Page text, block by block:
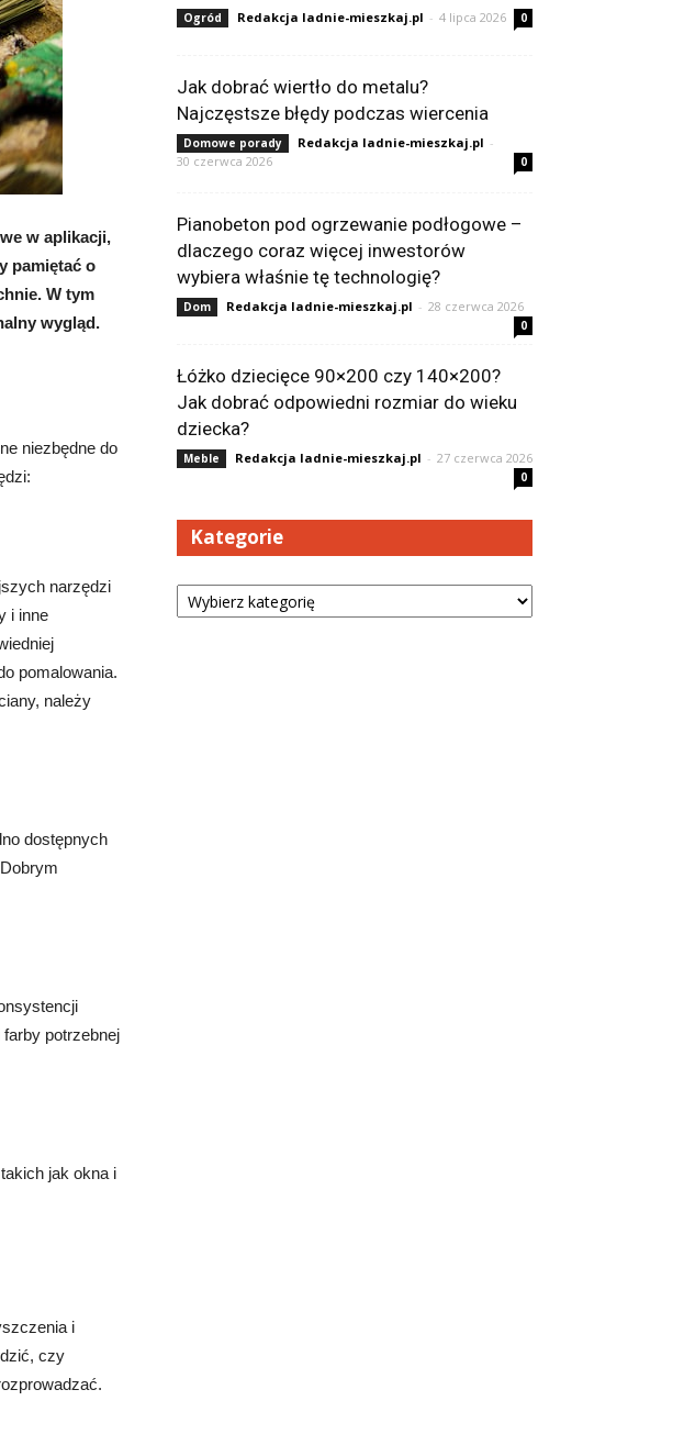
w aplikacji,
pamiętać o
W tym
wygląd.
niezbędne do
narzędzi
i inne
pomalowania.
należy
dostępnych
potrzebnej
jak okna i
i
czy
Ogród Redakcja ladnie-mieszkaj.pl - 4 lipca 2026 0
Jak dobrać wiertło do metalu?
Najczęstsze błędy podczas wiercenia
Domowe porady Redakcja ladnie-mieszkaj.pl -
30 czerwca 2026
0
Pianobeton pod ogrzewanie podłogowe –
dlaczego coraz więcej inwestorów
wybiera właśnie tę technologię?
Dom Redakcja ladnie-mieszkaj.pl - 28 czerwca 2026
0
Łóżko dziecięce 90×200 czy 140×200?
Jak dobrać odpowiedni rozmiar do wieku
dziecka?
Meble Redakcja ladnie-mieszkaj.pl - 27 czerwca 2026
0
Kategorie
Kategorie